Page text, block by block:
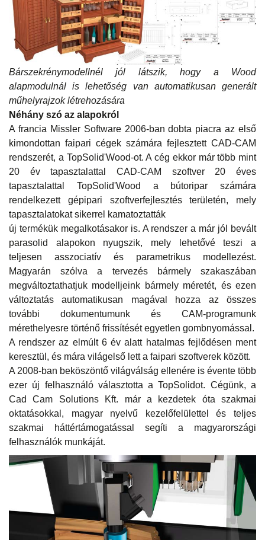
Bárszekrénymodellnél jól látszik, hogy a Wood
alapmodulnál is lehetőség van automatikusan generált
műhelyrajzok létrehozására
Néhány szó az alapokról
A francia Missler Software 2006-ban dobta piacra az első
kimondottan faipari cégek számára fejlesztett CAD-CAM
rendszerét, a TopSolid'Wood-ot. A cég ekkor már több mint
20 év tapasztalattal CAD-CAM szoftver 20 éves
tapasztalattal TopSolid'Wood a bútoripar számára
rendelkezett gépipari szoftverfejlesztés területén, mely
tapasztalatokat sikerrel kamatoztatták
új termékük megalkotásakor is. A rendszer a már jól bevált
parasolid alapokon nyugszik, mely lehetővé teszi a
teljesen asszociatív és parametrikus modellezést.
Magyarán szólva a tervezés bármely szakaszában
megváltoztathatjuk modelljeink bármely méretét, és ezen
változtatás automatikusan magával hozza az összes
további dokumentumunk és CAM-programunk
mérethelyesre történő frissítését egyetlen gombnyomással.
A rendszer az elmúlt 6 év alatt hatalmas fejlődésen ment
keresztül, és mára világelső lett a faipari szoftverek között.
A 2008-ban beköszöntő világválság ellenére is évente több
ezer új felhasználó választotta a TopSolidot. Cégünk, a
Cad Cam Solutions Kft. már a kezdetek óta szakmai
oktatásokkal, magyar nyelvű kezelőfelülettel és teljes
szakmai háttértámogatással segíti a magyarországi
felhasználók munkáját.